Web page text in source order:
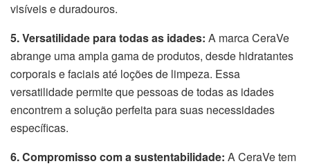
visíveis e duradouros.
5. Versatilidade para todas as idades: A marca CeraVe
abrange uma ampla gama de produtos, desde hidratantes
corporais e faciais até loções de limpeza. Essa
versatilidade permite que pessoas de todas as idades
encontrem a solução perfeita para suas necessidades
específicas.
6. Compromisso com a sustentabilidade: A CeraVe tem